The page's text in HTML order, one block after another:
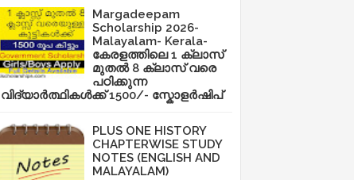
Margadeepam
Scholarship 2026-
Malayalam- Kerala-
കേരളത്തിലെ 1 ക്ലാസ്
മുതൽ 8 ക്ലാസ് വരെ
പഠിക്കുന്ന
വിദ്യാർത്ഥികൾക്ക് 1500/- സ്കോളർഷിപ്
PLUS ONE HISTORY
CHAPTERWISE STUDY
NOTES (ENGLISH AND
MALAYALAM)